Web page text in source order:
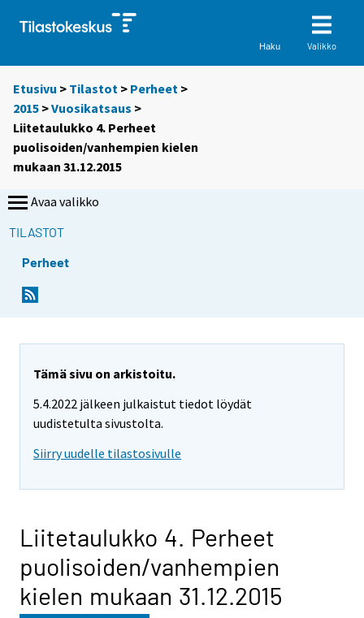
Haku Valikko
Etusivu > Tilastot > Perheet >
2015 >Vuosikatsaus >
Liitetaulukko 4. Perheet
puolisoiden/vanhempien kielen
mukaan 31.12.2015
Avaa valikko
TILASTOT
Perheet
Tämä sivu on arkistoitu.
5.4.2022 jälkeen julkaistut tiedot löydät
uudistetulta sivustolta.
Siirry uudelle tilastosivulle
Liitetaulukko 4. Perheet
puolisoiden/vanhempien
kielen mukaan 31.12.2015